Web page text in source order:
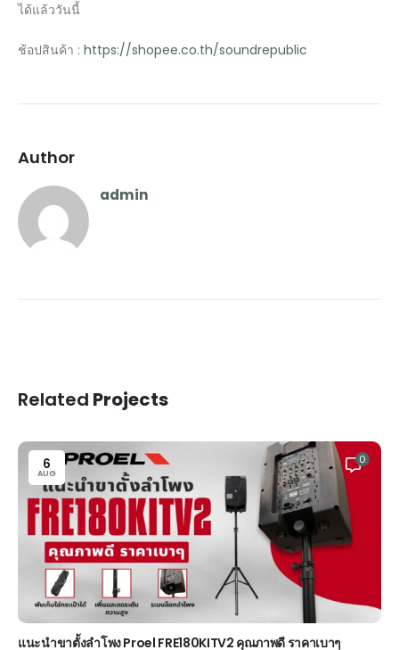
ได้แล้ววันนี้
ช้อปสินค้า : https://shopee.co.th/soundrepublic
Author
admin
Related Projects
6
AUG
0
แนะนำขาตั้งลำโพง Proel FRE180KITV2 คุณภาพดี ราคาเบาๆ